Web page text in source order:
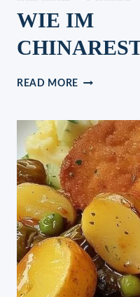
WIE IM
READ MORE HÄHNCHEN
IM